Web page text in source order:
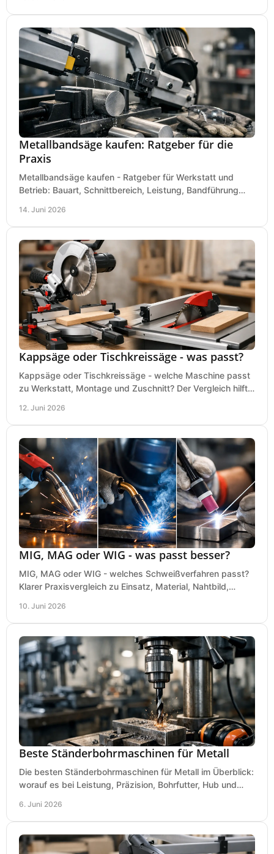
Metallbandsäge kaufen: Ratgeber für die
Praxis
Metallbandsäge kaufen - Ratgeber für Werkstatt und
Betrieb: Bauart, Schnittbereich, Leistung, Bandführung
14. Juni 2026
Kappsäge oder Tischkreissäge - was passt?
Kappsäge oder Tischkreissäge - welche Maschine passt
zu Werkstatt, Montage und Zuschnitt? Der Vergleich hilft
12. Juni 2026
MIG, MAG oder WIG - was passt besser?
MIG, MAG oder WIG - welches Schweißverfahren passt?
Klarer Praxisvergleich zu Einsatz, Material, Nahtbild,
10. Juni 2026
Beste Ständerbohrmaschinen für Metall
Die besten Ständerbohrmaschinen für Metall im Überblick:
worauf es bei Leistung, Präzision, Bohrfutter, Hub und
6. Juni 2026